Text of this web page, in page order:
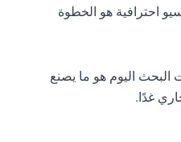
احترافية هو الخطوة
اليوم هو ما يصنع
غدًا.